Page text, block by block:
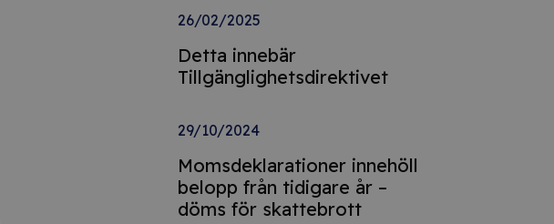
26/02/2025
Detta innebär
Tillgänglighetsdirektivet
29/10/2024
Momsdeklarationer innehöll
belopp från tidigare år –
döms för skattebrott